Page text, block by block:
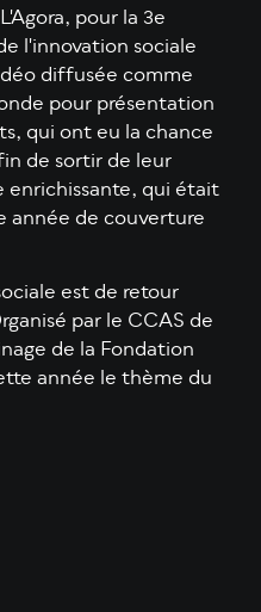
pour la 3e
l'innovation sociale
diffusée comme
pour présentation
qui ont eu la chance
de sortir de leur
enrichissante, qui était
année de couverture
est de retour
par le CCAS de
de la Fondation
année le thème du